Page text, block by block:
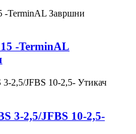
-TerminAL
3-2,5/JFBS 10-2,5-